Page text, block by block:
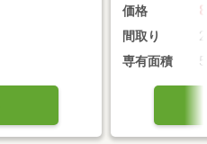
価格
間取り
専有面積